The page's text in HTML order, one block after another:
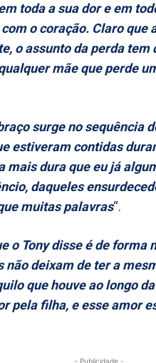
toda a sua dor e em
o coração. Claro que
o assunto da perda
mãe que perde
surge no sequência
estiveram contidas
mais dura que eu já
daqueles
muitas palavras“.
o Tony disse é de
deixam de ter a
que houve ao longo
pela filha, e esse amor
- Publicidade -